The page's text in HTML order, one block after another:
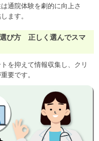
通院体験を劇的に向上さ
ます。
び方 正しく選んでスマ
を抑えて情報収集し、クリ
要です。